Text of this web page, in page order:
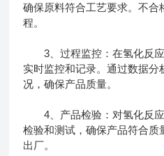
确保原料符合工艺要求。不合
程。
3、过程监控：在氢化反应
实时监控和记录。通过数据
况，确保产品质量。
4、产品检验：对氢化反应
检验和测试，确保产品符合
出厂。